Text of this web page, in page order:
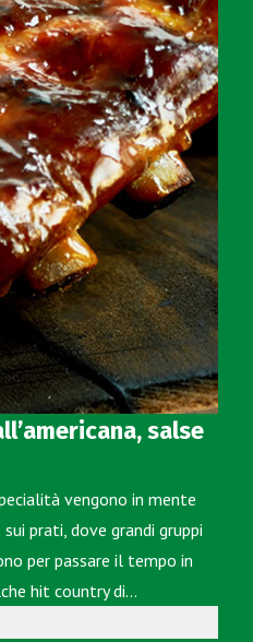
salse
vengono in mente
prati, dove grandi gruppi
per passare il tempo in
hit country di…